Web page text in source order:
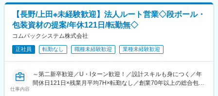
グループ研修（理念・コンプライアンス等）後、OJT／OFF-JTで
3か月間、販売・事務スキルを習得します。
変更の範囲：会社の定める業務
10～15社になります。
＼ 未経験から活躍可能！接客経験を活かせる！ ／
未経験から入社して活躍している方が多数在籍しています！
まずは素直にお客様の話を聞き、納品まで丁寧に対応いただけれ
ば活躍可能です！真摯に対応する中でお客様との関係構築が進
■就業環境
【長野/上田※未経験歓迎】法人ルート営業◇段ボール・
包装資材の提案/年休121日/転勤無◇
コムパックシステム株式会社
正社員 転勤なし 職種未経験歓迎 業種未経験歓迎
仕事内容
～第二新卒歓迎／U・Iターン歓迎！／設計スキルも身につく／年
間休日121日×残業月平均7H×転勤なし／創業70年以上の総合包装